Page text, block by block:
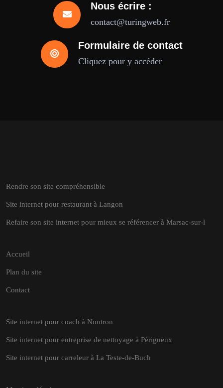
Nous écrire :
contact@turingweb.fr
Formulaire de contact
Cliquez pour y accéder
Rendre son site compréhensible
Site internet pour restaurant à Langon
Refaire son site internet pour mieux se référencer à Marsac-sur-l
Accueil
Plan du site
Contact
Site internet pour coach à Nontron
Site internet pour entreprise de nettoyage à Périgueux
Site internet pour carreleur à La Teste-de-Buch